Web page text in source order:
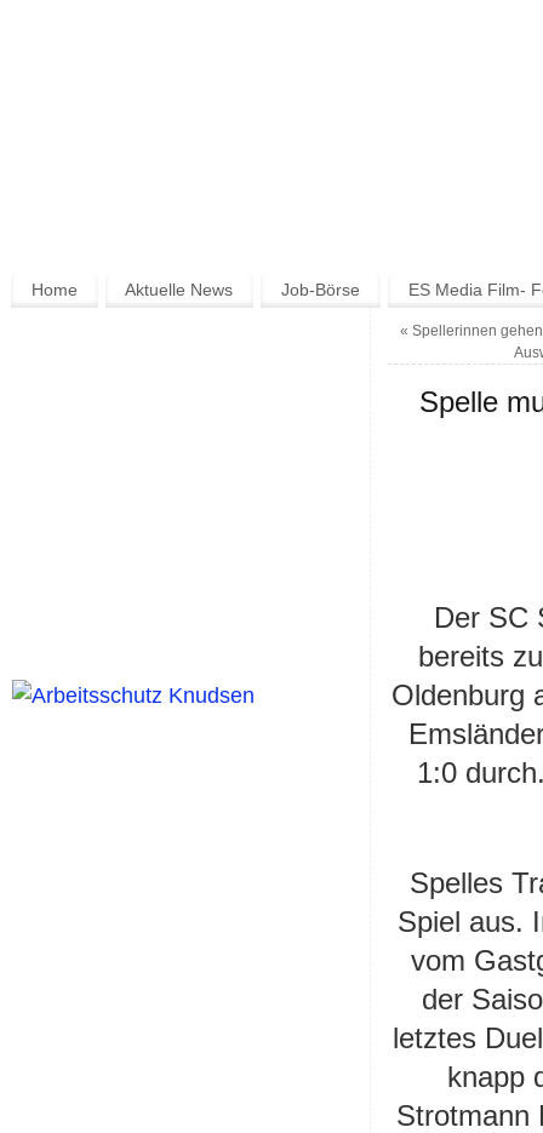
Home Aktuelle News Job-Börse ES Media Film-
« Spellerinnen
Spelle
Der SC
bereits
Oldenburg
1:0
Spelles
Spiel aus.
vom
der
letztes
knapp
Strotmann